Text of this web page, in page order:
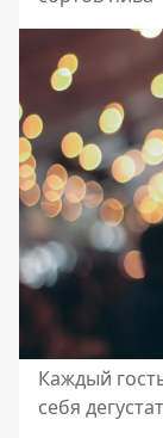
Каждый
себя